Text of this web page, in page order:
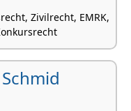
Zivilrecht, EMRK,